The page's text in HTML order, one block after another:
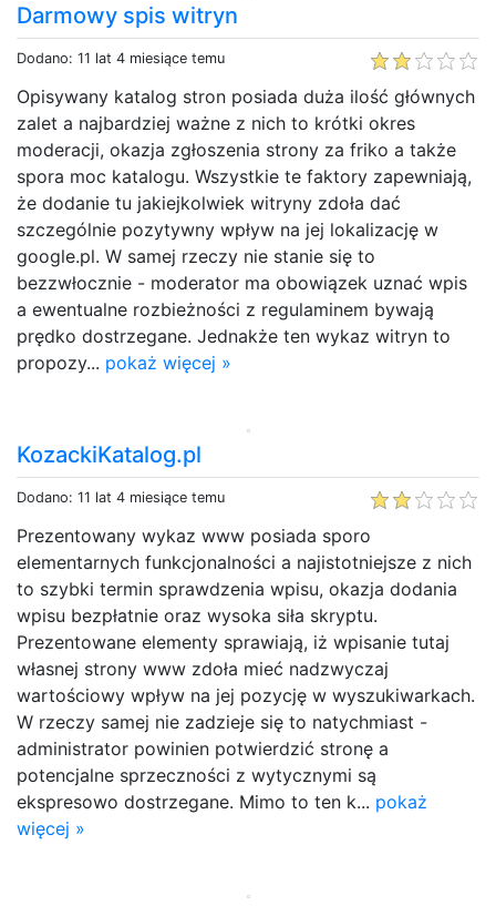
Darmowy spis witryn
Dodano: 11 lat 4 miesiące temu
Opisywany katalog stron posiada duża ilość głównych
zalet a najbardziej ważne z nich to krótki okres
moderacji, okazja zgłoszenia strony za friko a także
spora moc katalogu. Wszystkie te faktory zapewniają,
że dodanie tu jakiejkolwiek witryny zdoła dać
szczególnie pozytywny wpływ na jej lokalizację w
google.pl. W samej rzeczy nie stanie się to
bezzwłocznie - moderator ma obowiązek uznać wpis
a ewentualne rozbieżności z regulaminem bywają
prędko dostrzegane. Jednakże ten wykaz witryn to
propozy... pokaż więcej »
KozackiKatalog.pl
Dodano: 11 lat 4 miesiące temu
Prezentowany wykaz www posiada sporo
elementarnych funkcjonalności a najistotniejsze z nich
to szybki termin sprawdzenia wpisu, okazja dodania
wpisu bezpłatnie oraz wysoka siła skryptu.
Prezentowane elementy sprawiają, iż wpisanie tutaj
własnej strony www zdoła mieć nadzwyczaj
wartościowy wpływ na jej pozycję w wyszukiwarkach.
W rzeczy samej nie zadzieje się to natychmiast -
administrator powinien potwierdzić stronę a
potencjalne sprzeczności z wytycznymi są
ekspresowo dostrzegane. Mimo to ten k... pokaż
więcej »